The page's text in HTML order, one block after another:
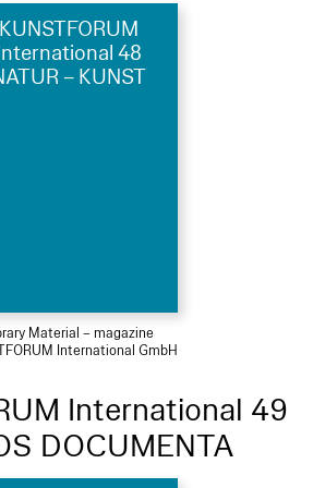
KUNSTFORUM
48
– KUNST
Material – magazine
International GmbH
International 49
DOCUMENTA